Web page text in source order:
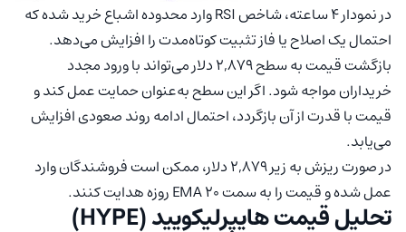
در نمودار ۴ ساعته، شاخص RSI وارد محدوده اشباع خرید شده که
احتمال یک اصلاح یا فاز تثبیت کوتاه‌مدت را افزایش می‌دهد.
بازگشت قیمت به سطح ۲,۸۷۹ دلار می‌تواند با ورود مجدد
خریداران مواجه شود. اگر این سطح به‌عنوان حمایت عمل کند و
قیمت با قدرت از آن بازگردد، احتمال ادامه روند صعودی افزایش
می‌یابد.
در صورت ریزش به زیر ۲,۸۷۹ دلار، ممکن است فروشندگان وارد
عمل شده و قیمت را به سمت EMA 20 روزه هدایت کنند.
تحلیل قیمت هایپرلیکویید (HYPE)